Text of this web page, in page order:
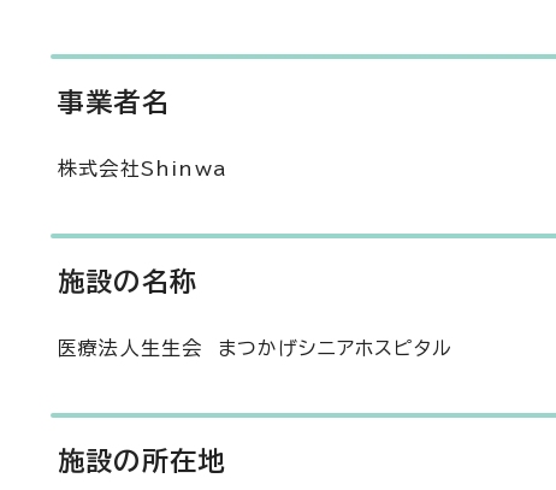
事業者名
株式会社Shinwa
施設の名称
医療法人生生会 まつかげシニアホスピタル
施設の所在地